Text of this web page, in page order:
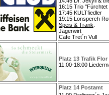
16:15 Trio
17:45 KULTfiedler
19:15 Lonsperch
Speis & Trank:
Jägerwirt
Cafe Tret´n Vull
Platz 13 Trafik Flor
11:00-18:00
Platz 14 Postamt